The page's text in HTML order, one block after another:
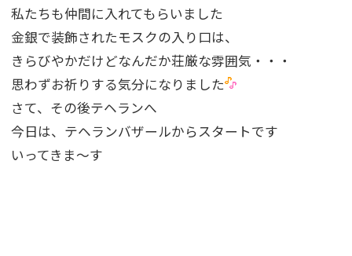
私たちも仲間に入れてもらいました
金銀で装飾されたモスクの入り口は、
きらびやかだけどなんだか荘厳な雰囲気・・・
思わずお祈りする気分になりました
さて、その後テヘランへ
今日は、テヘランバザールからスタートです
いってきま〜す